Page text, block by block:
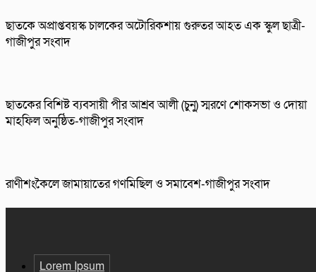
ছাতকে অপ্রাপ্তবয়স্ক চালকের অটোরিকশায় গুরুতর আহত এক স্কুল ছাত্রী-
গাজীপুর সংবাদ
ছাতকের বিশিষ্ট ব্যবসায়ী পীর আশ্রব আলী (চুনু) স্মরণে শোকসভা ও দোয়া
মাহফিল অনুষ্ঠিত-গাজীপুর সংবাদ
রাণীশংকৈলে জামায়াতের গণমিছিল ও সমাবেশ-গাজীপুর সংবাদ
Lorem Ipsum